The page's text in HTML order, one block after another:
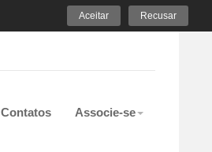
Contatos Associe-se
Aceitar Recusar